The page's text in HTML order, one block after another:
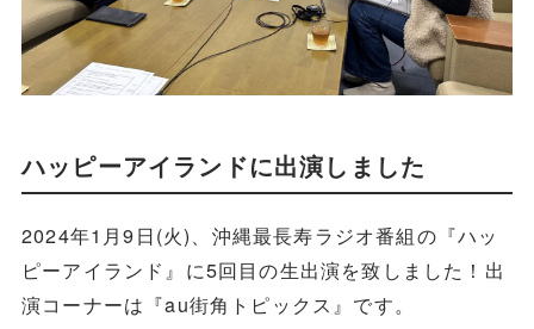
ハッピーアイランドに出演しました
2024年1月9日(火)、沖縄最長寿ラジオ番組の『ハッ
ピーアイランド』に5回目の生出演を致しました！出
演コーナーは『au街角トピックス』です。